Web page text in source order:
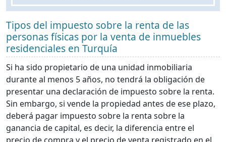
Tipos del impuesto sobre la renta de las
personas físicas por la venta de inmuebles
residenciales en Turquía
Si ha sido propietario de una unidad inmobiliaria
durante al menos 5 años, no tendrá la obligación de
presentar una declaración de impuesto sobre la renta.
Sin embargo, si vende la propiedad antes de ese plazo,
deberá pagar impuesto sobre la renta sobre la
ganancia de capital, es decir, la diferencia entre el